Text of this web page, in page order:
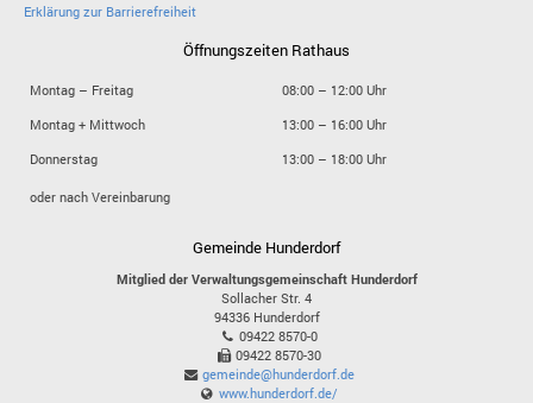
Erklärung zur Barrierefreiheit
Öffnungszeiten Rathaus
Montag – Freitag
08:00 – 12:00 Uhr
Montag + Mittwoch
13:00 – 16:00 Uhr
Donnerstag
13:00 – 18:00 Uhr
oder nach Vereinbarung
Gemeinde Hunderdorf
Mitglied der Verwaltungsgemeinschaft Hunderdorf
Sollacher Str. 4
94336 Hunderdorf
09422 8570-0
09422 8570-30
gemeinde@hunderdorf.de
www.hunderdorf.de/